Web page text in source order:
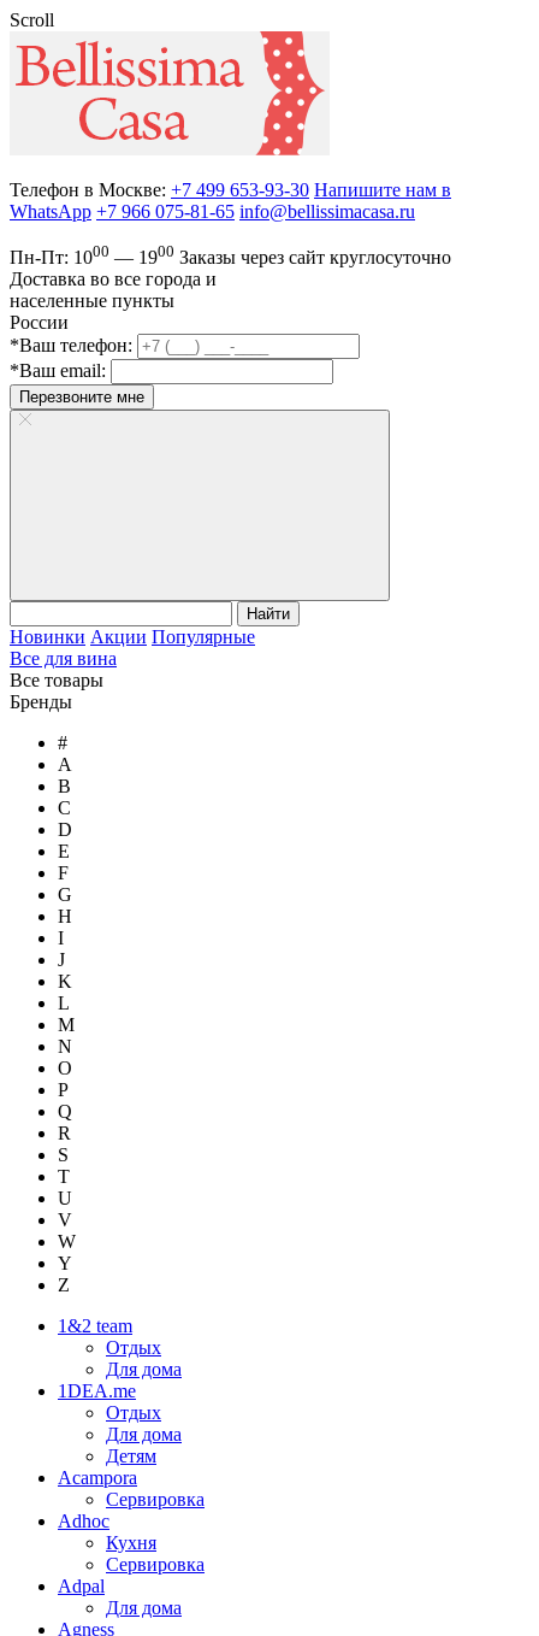
Scroll
Телефон в Москве: +7 499 653-93-30 Напишите нам в
WhatsApp +7 966 075-81-65 info@bellissimacasa.ru
Пн-Пт: 1000 — 1900 Заказы через сайт круглосуточно
Доставка во все города и
населенные пункты
России
*Ваш телефон:
*Ваш email:
Перезвоните мне
Найти
Новинки Акции Популярные
Все для вина
Все товары
Бренды
#
A
B
C
D
E
F
G
H
I
J
K
L
M
N
O
P
Q
R
S
T
U
V
W
Y
Z
1&2 team
Отдых
Для дома
1DEA.me
Отдых
Для дома
Детям
Acampora
Сервировка
Adhoc
Кухня
Сервировка
Adpal
Для дома
Agness